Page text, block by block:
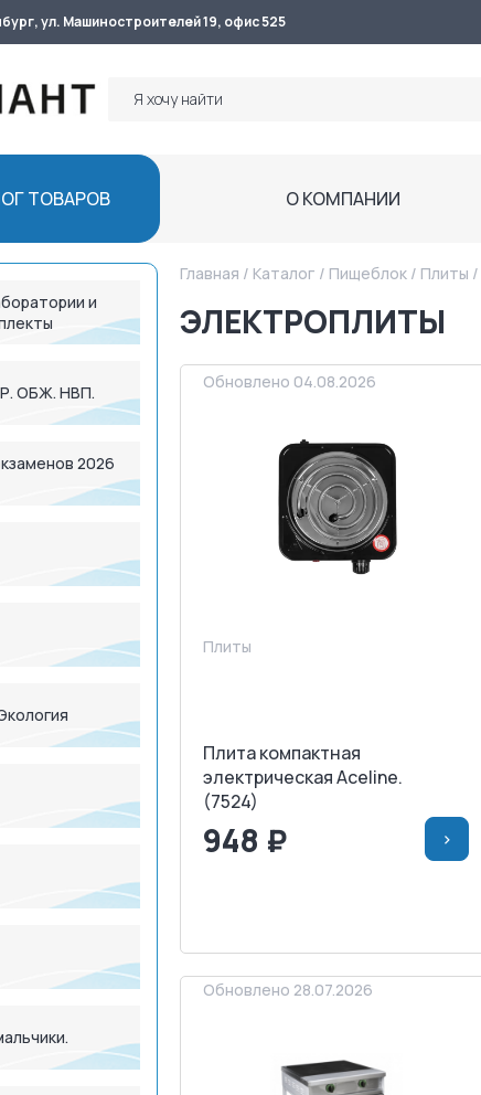
ул. Машиностроителей 19, офис 525
ТОВАРОВ О КОМПАНИИ
и
ОБЖ. НВП.
2026
Главная / Каталог / Пищеблок / Плиты /
ЭЛЕКТРОПЛИТЫ
Обновлено 04.08.2026
Плиты
Плита компактная
электрическая Aceline.
(7524)
948 ₽ >
Обновлено 28.07.2026